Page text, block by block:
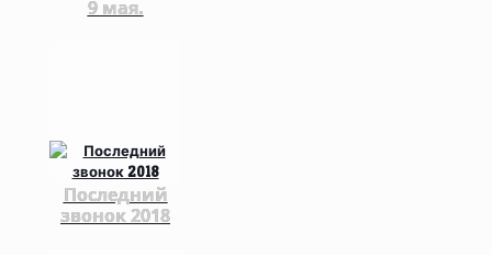
9 мая.
Последний
звонок 2018